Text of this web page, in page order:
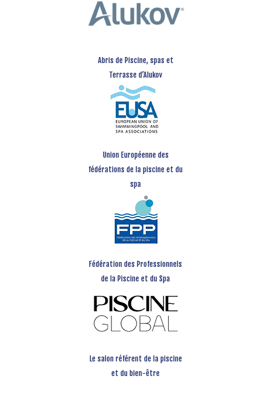
Abris de Piscine, spas et
Terrasse d’Alukov
Union Européenne des
fédérations de la piscine et du
spa
Fédération des Professionnels
de la Piscine et du Spa
Le salon référent de la piscine
et du bien-être